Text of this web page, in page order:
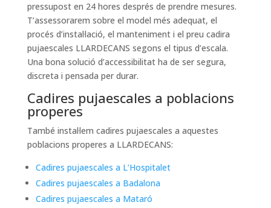
pressupost en 24 hores després de prendre mesures.
T’assessorarem sobre el model més adequat, el
procés d’instal·lació, el manteniment i el preu cadira
pujaescales LLARDECANS segons el tipus d’escala.
Una bona solució d’accessibilitat ha de ser segura,
discreta i pensada per durar.
Cadires pujaescales a poblacions
properes
També instal·lem cadires pujaescales a aquestes
poblacions properes a LLARDECANS:
Cadires pujaescales a L’Hospitalet
Cadires pujaescales a Badalona
Cadires pujaescales a Mataró